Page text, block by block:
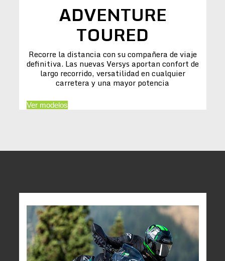
ADVENTURE
TOURED
Recorre la distancia con su compañera de viaje
definitiva. Las nuevas Versys aportan confort de
largo recorrido, versatilidad en cualquier
carretera y una mayor potencia
Ver modelos